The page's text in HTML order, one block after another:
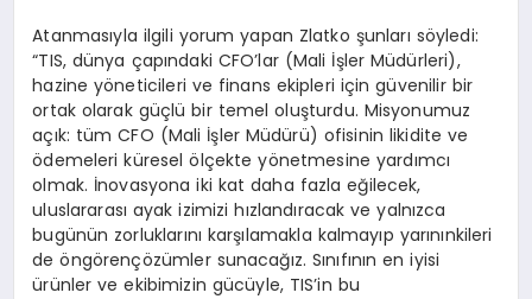
Atanmasıyla ilgili yorum yapan Zlatko şunları söyledi:
“TIS, dünya çapındaki CFO’lar(Mali İşler Müdürleri),
hazine yöneticileri ve finans ekipleri için güvenilir bir
ortak olarak güçlü bir temel oluşturdu. Misyonumuz
açık: tüm CFO (Mali İşler Müdürü) ofisinin likidite ve
ödemeleri küreselölçekte yönetmesine yardımcı
olmak. İnovasyona iki kat daha fazla eğilecek,
uluslararası ayak izimizi hızlandıracak ve yalnızca
bugünün zorluklarını karşılamakla kalmayıp yarınınkileri
deöngörençözümler sunacağız. Sınıfının en iyisi
ürünler ve ekibimizin gücüyle, TIS’in bu